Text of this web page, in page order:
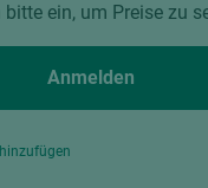
ein, um Preise zu
Anmelden